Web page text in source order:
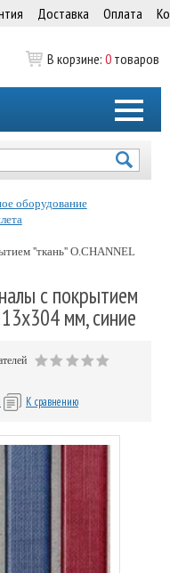
Доставка Оплата
В корзине: 0 товаров
оборудование
''ткань'' O.CHANNEL
с покрытием
мм, синие
К сравнению